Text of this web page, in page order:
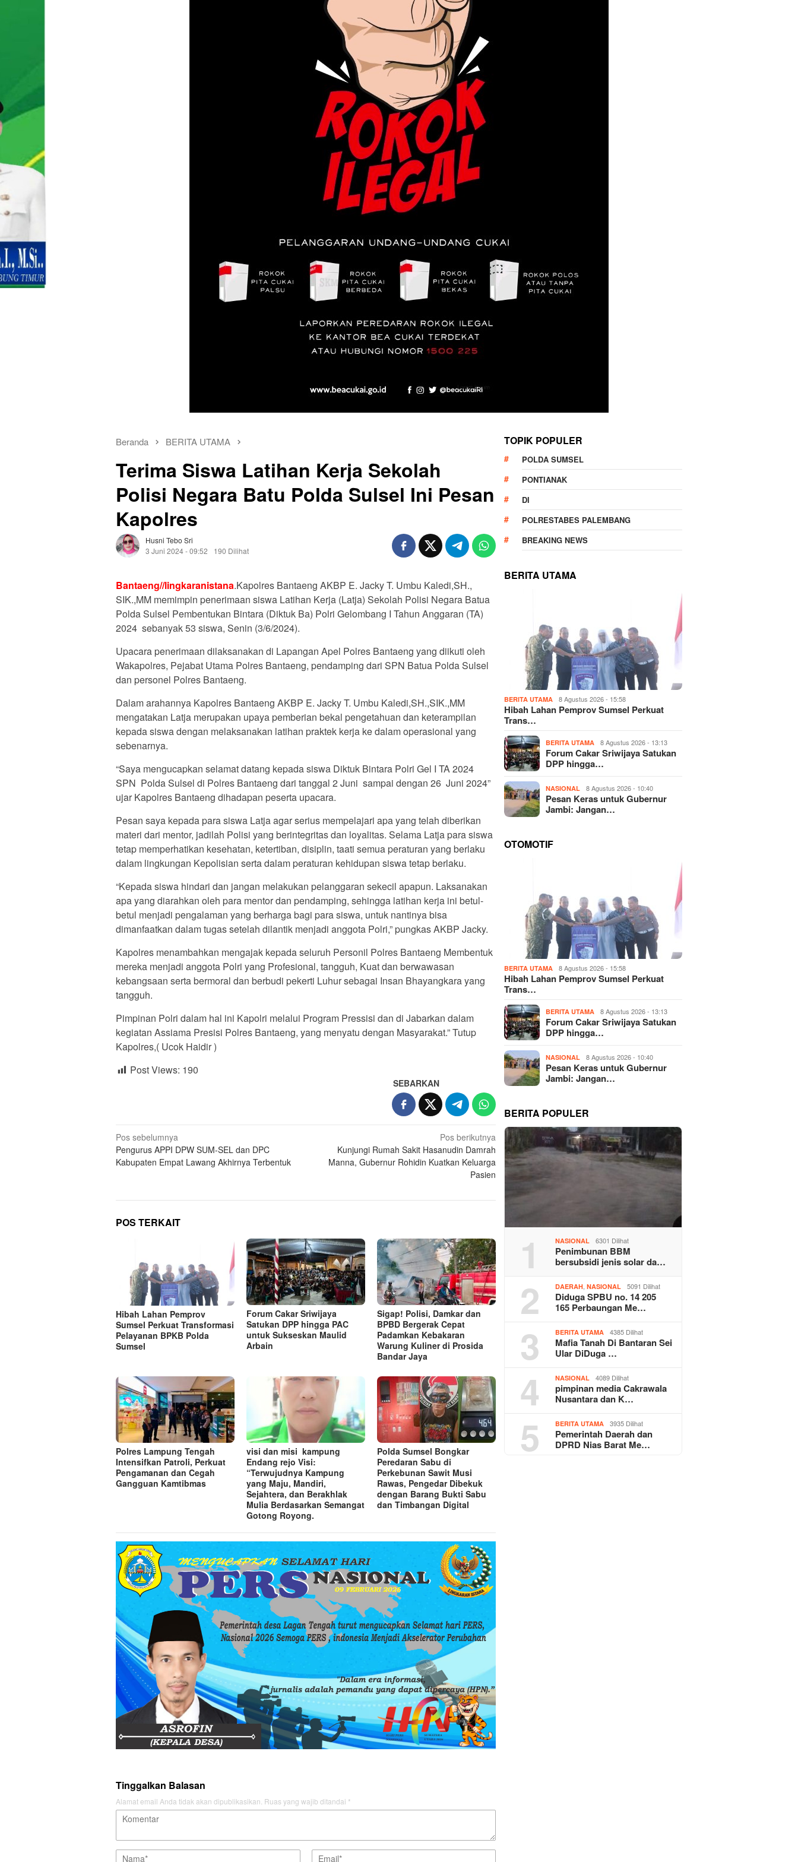
Beranda BERITA UTAMA
Terima Siswa Latihan Kerja Sekolah
Polisi Negara Batu Polda Sulsel Ini Pesan
Kapolres
Husni Tebo Sri
3 Juni 2024 - 09:52
190 Dilihat
Bantaeng//lingkaranistana.Kapolres Bantaeng AKBP E. Jacky T. Umbu Kaledi,SH.,
SIK.,MM memimpin penerimaan siswa Latihan Kerja (Latja) Sekolah Polisi Negara Batua
Polda Sulsel Pembentukan Bintara (Diktuk Ba) Polri Gelombang I Tahun Anggaran (TA)
2024 sebanyak 53 siswa, Senin (3/6/2024).
Upacara penerimaan dilaksanakan di Lapangan Apel Polres Bantaeng yang diikuti oleh
Wakapolres, Pejabat Utama Polres Bantaeng, pendamping dari SPN Batua Polda Sulsel
dan personel Polres Bantaeng.
Dalam arahannya Kapolres Bantaeng AKBP E. Jacky T. Umbu Kaledi,SH.,SIK.,MM
mengatakan Latja merupakan upaya pemberian bekal pengetahuan dan keterampilan
kepada siswa dengan melaksanakan latihan praktek kerja ke dalam operasional yang
sebenarnya.
“Saya mengucapkan selamat datang kepada siswa Diktuk Bintara Polri Gel I TA 2024
SPN Polda Sulsel di Polres Bantaeng dari tanggal 2 Juni sampai dengan 26 Juni 2024”
ujar Kapolres Bantaeng dihadapan peserta upacara.
Pesan saya kepada para siswa Latja agar serius mempelajari apa yang telah diberikan
materi dari mentor, jadilah Polisi yang berintegritas dan loyalitas. Selama Latja para siswa
tetap memperhatikan kesehatan, ketertiban, disiplin, taati semua peraturan yang berlaku
dalam lingkungan Kepolisian serta dalam peraturan kehidupan siswa tetap berlaku.
“Kepada siswa hindari dan jangan melakukan pelanggaran sekecil apapun. Laksanakan
apa yang diarahkan oleh para mentor dan pendamping, sehingga latihan kerja ini betul-
betul menjadi pengalaman yang berharga bagi para siswa, untuk nantinya bisa
dimanfaatkan dalam tugas setelah dilantik menjadi anggota Polri,” pungkas AKBP Jacky.
Kapolres menambahkan mengajak kepada seluruh Personil Polres Bantaeng Membentuk
mereka menjadi anggota Polri yang Profesional, tangguh, Kuat dan berwawasan
kebangsaan serta bermoral dan berbudi pekerti Luhur sebagai Insan Bhayangkara yang
tangguh.
Pimpinan Polri dalam hal ini Kapolri melalui Program Pressisi dan di Jabarkan dalam
kegiatan Assiama Presisi Polres Bantaeng, yang menyatu dengan Masyarakat.” Tutup
Kapolres,( Ucok Haidir )
Post Views: 190
SEBARKAN
Navigasi
pos
Pos sebelumnya
Pengurus APPI DPW SUM-SEL dan DPC
Kabupaten Empat Lawang Akhirnya Terbentuk
Pos berikutnya
Kunjungi Rumah Sakit Hasanudin Damrah
Manna, Gubernur Rohidin Kuatkan Keluarga
Pasien
POS TERKAIT
Hibah Lahan Pemprov
Sumsel Perkuat Transformasi
Pelayanan BPKB Polda
Sumsel
Forum Cakar Sriwijaya
Satukan DPP hingga PAC
untuk Sukseskan Maulid
Arbain
Sigap! Polisi, Damkar dan
BPBD Bergerak Cepat
Padamkan Kebakaran
Warung Kuliner di Prosida
Bandar Jaya
Polres Lampung Tengah
Intensifkan Patroli, Perkuat
Pengamanan dan Cegah
Gangguan Kamtibmas
visi dan misi kampung
Endang rejo Visi:
“Terwujudnya Kampung
yang Maju, Mandiri,
Sejahtera, dan Berakhlak
Mulia Berdasarkan Semangat
Gotong Royong.
Polda Sumsel Bongkar
Peredaran Sabu di
Perkebunan Sawit Musi
Rawas, Pengedar Dibekuk
dengan Barang Bukti Sabu
dan Timbangan Digital
Tinggalkan Balasan
Alamat email Anda tidak akan dipublikasikan. Ruas yang wajib ditandai *
TOPIK POPULER
POLDA SUMSEL
PONTIANAK
DI
POLRESTABES PALEMBANG
BREAKING NEWS
BERITA UTAMA
BERITA UTAMA 8 Agustus 2026 - 15:58
Hibah Lahan Pemprov Sumsel Perkuat
Trans…
BERITA UTAMA 8 Agustus 2026 - 13:13
Forum Cakar Sriwijaya Satukan
DPP hingga…
NASIONAL 8 Agustus 2026 - 10:40
Pesan Keras untuk Gubernur
Jambi: Jangan…
OTOMOTIF
BERITA UTAMA 8 Agustus 2026 - 15:58
Hibah Lahan Pemprov Sumsel Perkuat
Trans…
BERITA UTAMA 8 Agustus 2026 - 13:13
Forum Cakar Sriwijaya Satukan
DPP hingga…
NASIONAL 8 Agustus 2026 - 10:40
Pesan Keras untuk Gubernur
Jambi: Jangan…
BERITA POPULER
1 NASIONAL 6301 Dilihat
Penimbunan BBM
bersubsidi jenis solar da…
2 DAERAH,NASIONAL 5091 Dilihat
Diduga SPBU no. 14 205
165 Perbaungan Me…
3 BERITA UTAMA 4385 Dilihat
Mafia Tanah Di Bantaran Sei
Ular DiDuga …
4 NASIONAL 4089 Dilihat
pimpinan media Cakrawala
Nusantara dan K…
5 BERITA UTAMA 3935 Dilihat
Pemerintah Daerah dan
DPRD Nias Barat Me…